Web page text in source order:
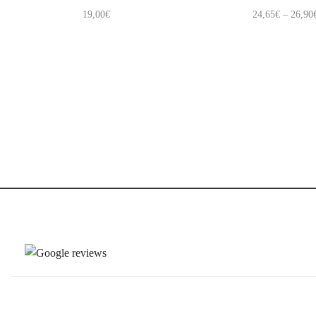
19,00€
24,65€ – 26,90